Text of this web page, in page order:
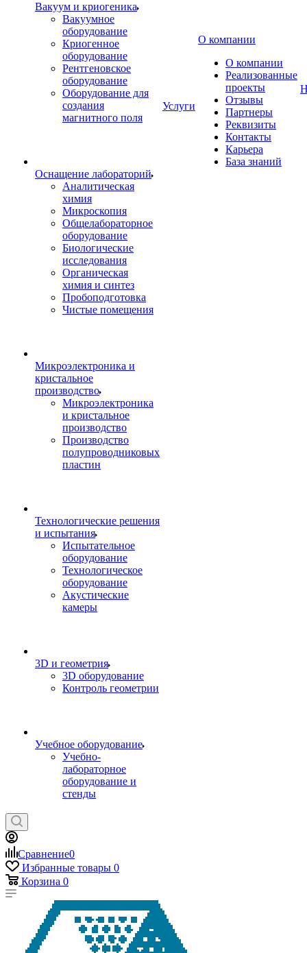
Вакуум и криогеника
Вакуумное
оборудование
Криогенное
оборудование
Рентгеновское
оборудование
Оборудование для
создания
магнитного поля
Оснащение лабораторий
Аналитическая
химия
Микроскопия
Общелабораторное
оборудование
Биологические
исследования
Органическая
химия и синтез
Пробоподготовка
Чистые помещения
Микроэлектроника и
кристальное
производство
Микроэлектроника
и кристальное
производство
Производство
полупроводниковых
пластин
Технологические решения
и испытания
Испытательное
оборудование
Технологическое
оборудование
Акустические
камеры
3D и геометрия
3D оборудование
Контроль геометрии
Учебное оборудование
Учебно-
лабораторное
оборудование и
стенды
Услуги
О компании
О компании
Реализованные
проекты
Отзывы
Партнеры
Реквизиты
Контакты
Карьера
База знаний
Сравнение0
Избранные товары 0
Корзина 0